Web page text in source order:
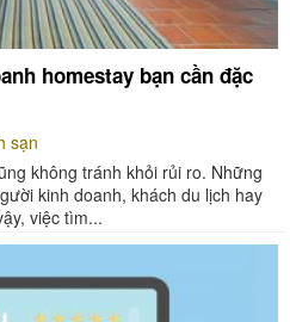
homestay bạn cần đặc
sạn
không tránh khỏi rủi ro. Những
kinh doanh, khách du lịch hay
việc tìm...